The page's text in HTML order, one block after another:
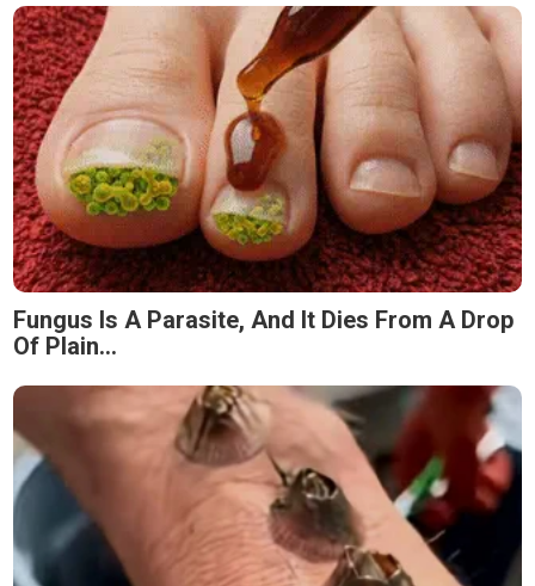
Fungus Is A Parasite, And It Dies From A Drop
Of Plain...